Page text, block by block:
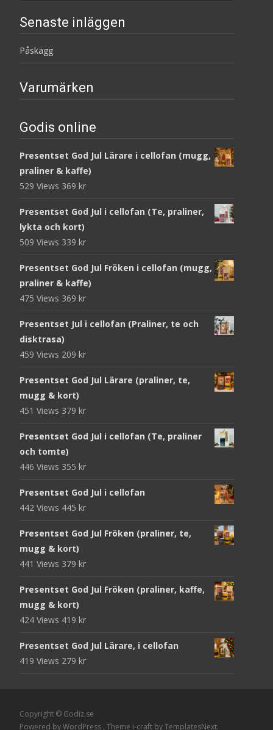
Senaste inläggen
Påskägg
Varumärken
Godis online
Presentset God Jul Lärare i cellofan (mugg,
praliner & kaffe)
529 Views 369 kr
Presentset God Jul i cellofan (Te, praliner,
lykta och kort)
509 Views 339 kr
Presentset God Jul Fröken i cellofan (mugg,
praliner & kaffe)
475 Views 369 kr
Presentset Jul i cellofan (Praliner, te och
disktrasa)
459 Views 209 kr
Presentset God Jul Lärare (praliner, te,
mugg & kort)
451 Views 379 kr
Presentset God Jul i cellofan (Te, praliner
och tomte)
446 Views 355 kr
Presentset God Jul i cellofan
442 Views 445 kr
Presentset God Jul Fröken (praliner, te,
mugg & kort)
441 Views 379 kr
Presentset God Jul Fröken (praliner, kaffe,
mugg & kort)
424 Views 419 kr
Presentset God Jul Lärare, i cellofan
419 Views 279 kr
Copyright © Godiz.se
Powered by WordPress , Theme i-craft by TemplatesNext.